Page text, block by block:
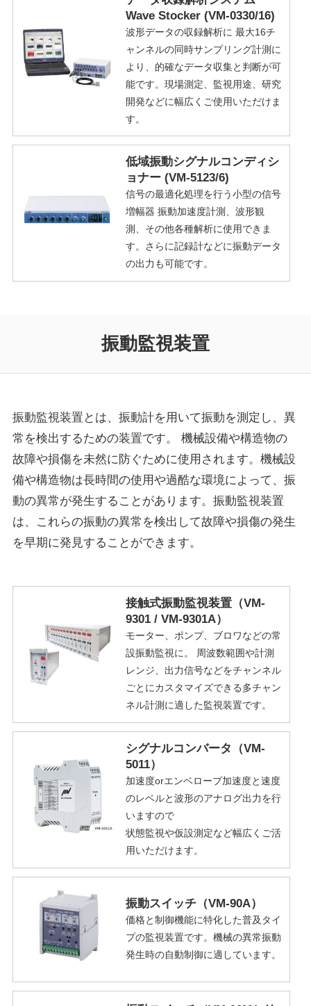
Wave Stocker (VM-0330/16)
波形データの収録解析に 最大16チ
ャンネルの同時サンプリング計測に
より、的確なデータ収集と判断が可
能です。現場測定、監視用途、研究
開発などに幅広くご使用いただけま
す。
低域振動シグナルコンディシ
ョナー (VM-5123/6)
信号の最適化処理を行う小型の信号
増幅器 振動加速度計測、波形観
測、その他各種解析に使用できま
す。さらに記録計などに振動データ
の出力も可能です。
振動監視装置
振動監視装置とは、振動計を用いて振動を測定し、異
常を検出するための装置です。 機械設備や構造物の
故障や損傷を未然に防ぐために使用されます。機械設
備や構造物は長時間の使用や過酷な環境によって、振
動の異常が発生することがあります。振動監視装置
は、これらの振動の異常を検出して故障や損傷の発生
を早期に発見することができます。
接触式振動監視装置（VM-
9301 / VM-9301A）
モーター、ポンプ、ブロワなどの常
設振動監視に。 周波数範囲や計測
レンジ、出力信号などをチャンネル
ごとにカスタマイズできる多チャン
ネル計測に適した監視装置です。
シグナルコンバータ（VM-
5011）
加速度orエンベロープ加速度と速度
のレベルと波形のアナログ出力を行
いますので
状態監視や仮設測定など幅広くご活
用いただけます。
振動スイッチ（VM-90A）
価格と制御機能に特化した普及タイ
プの監視装置です。機械の異常振動
発生時の自動制御に適しています。